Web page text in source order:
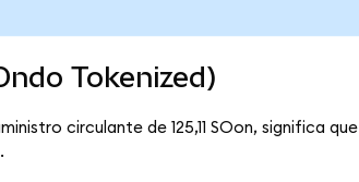
Tokenized)
circulante de 125,11 SOon, significa que